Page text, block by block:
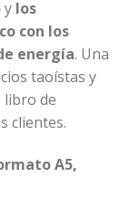
y los
con los
energía. Una
taoístas y
libro de
clientes.
A5,